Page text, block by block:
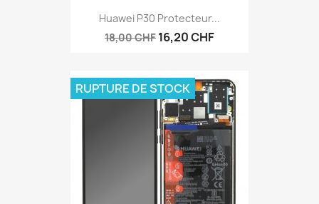
Huawei P30 Protecteur...
18,00 CHF 16,20 CHF
RUPTURE DE STOCK